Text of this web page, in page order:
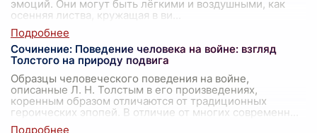
эмоций. Они могут быть лёгкими и воздушными, как
осенняя листва, кружащая в ви
Сочинение: Поведение человека на войне: взгляд
Толстого на природу подвига
Образцы человеческого поведения на войне,
описанные Л. Н. Толстым в его произведениях,
коренным образом отличаются от традиционных
героических эпопей. В отличие от многих современн